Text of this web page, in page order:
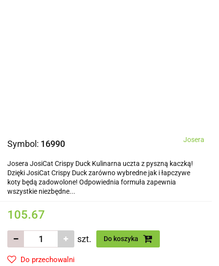
Symbol: 16990 Josera
Josera JosiCat Crispy Duck Kulinarna uczta z pyszną kaczką!
Dzięki JosiCat Crispy Duck zarówno wybredne jak i łapczywe
koty będą zadowolone! Odpowiednia formuła zapewnia
wszystkie niezbędne...
105.67
szt. Do koszyka
Do przechowalni